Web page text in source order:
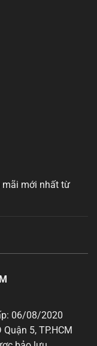
mãi mới nhất từ
06/08/2020
5, TP.HCM